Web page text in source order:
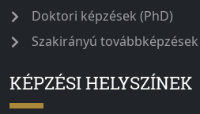
Doktori képzések (PhD)
Szakirányú továbbképzések
KÉPZÉSI HELYSZÍNEK